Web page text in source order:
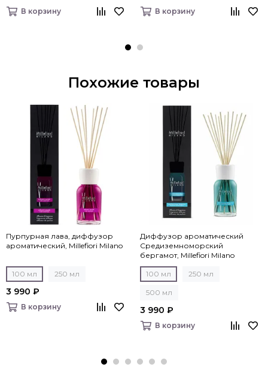
В корзину В корзину
Похожие товары
Пурпурная лава, диффузор
ароматический, Millefiori Milano
100 мл 250 мл
3 990 ₽
В корзину
Диффузор ароматический
Средиземноморский
бергамот, Millefiori Milano
100 мл 250 мл
500 мл
3 990 ₽
В корзину